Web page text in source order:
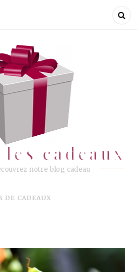
cadeaux
notre blog cadeau
les cadeaux
DE CADEAUX